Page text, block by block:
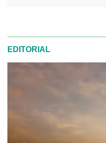
EDITORIAL